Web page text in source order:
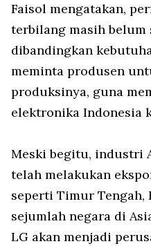
Faisol mengatakan,
terbilang masih belum
dibandingkan
meminta produsen
produksinya, guna
elektronika Indonesia
Meski begitu, industri
telah melakukan
seperti Timur Tengah,
sejumlah negara di
LG akan menjadi